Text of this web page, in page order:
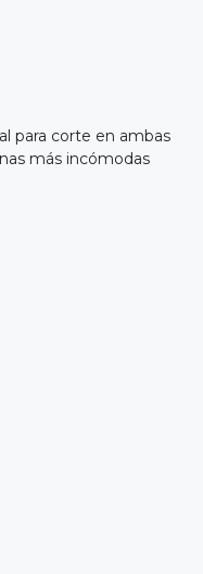
para corte en ambas
más incómodas